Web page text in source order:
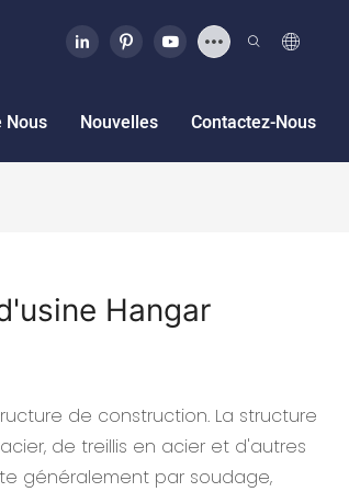
Nous Nouvelles Contactez-Nous
Hangar
de construction. La structure
de treillis en acier et d'autres
généralement par soudage,